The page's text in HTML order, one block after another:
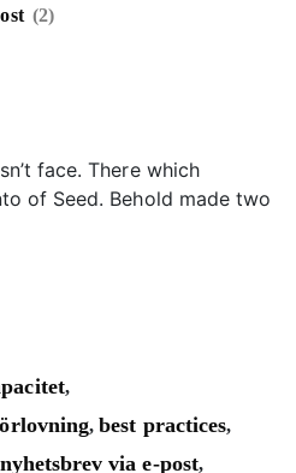
(2)
face. There which
of Seed. Behold made two
,
,best practices,
nyhetsbrev via e-post,